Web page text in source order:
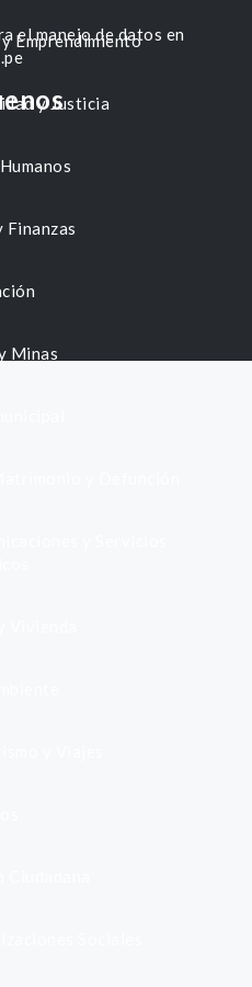
Emprendimiento
y Justicia
Finanzas
Minas
el manejo de datos en